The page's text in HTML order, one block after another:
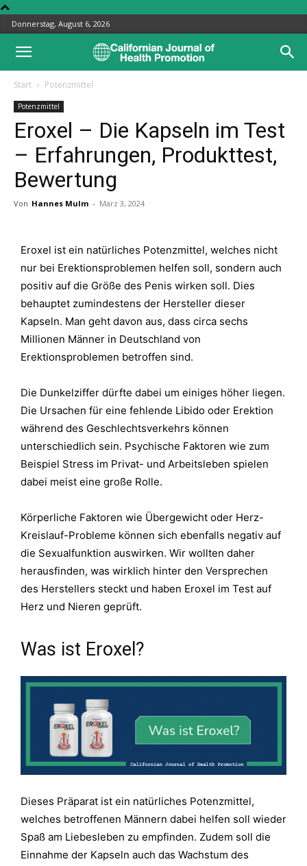
Donnerstag, August 6, 2026
Start Potenzmittel
Potenzmittel
Eroxel – Die Kapseln im Test
– Erfahrungen, Produkttest,
Bewertung
Von Hannes Mulm - März 3, 2024
Eroxel ist ein natürliches Potenzmittel, welches nicht
nur bei Erektionsproblemen helfen soll, sondern auch
positiv auf die Größe des Penis wirken soll. Dies
behauptet zumindestens der Hersteller dieser
Kapseln. Man geht davon aus, dass circa sechs
Millionen Männer in Deutschland von
Erektionsproblemen betroffen sind.
Die Dunkelziffer dürfte dabei um einiges höher liegen.
Die Ursachen für eine fehlende Libido oder Erektion
während des Geschlechtsverkehrs können
unterschiedlich sein. Psychische Faktoren wie zum
Beispiel Stress im Privat- und Arbeitsleben spielen
dabei meist eine große Rolle.
Körperliche Faktoren wie Übergewicht oder Herz-
Kreislauf-Probleme können sich ebenfalls negativ auf
die Sexualfunktion auswirken. Wir wollten daher
herausfinden, was wirklich hinter den Versprechen
des Herstellers steckt und haben Eroxel im Test auf
Herz und Nieren geprüft.
Was ist Eroxel?
Dieses Präparat ist ein natürliches Potenzmittel,
welches betroffenen Männern dabei helfen soll wieder
Spaß am Liebesleben zu empfinden. Zudem soll die
Einnahme der Kapseln auch das Wachstum des